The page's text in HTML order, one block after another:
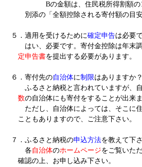
Bの金額は、住民税所得割額の
別添の「全額控除される寄付額の目
５．適用を受けるために確定申告は必要
はい、必要です。寄付金控除は年末
定申告書を提出する必要があります。
６．寄付先の自治体に制限はありますか
ふるさと納税と言われていますが、
数の自治体にも寄付をすることが出来
ただし、自治体によっては、そこに
こともありますので、ご注意下さい。
７．ふるさと納税の申込方法を教えて下
各 自治体のホームページをご覧いた
確認の上、お申し込み下さい。